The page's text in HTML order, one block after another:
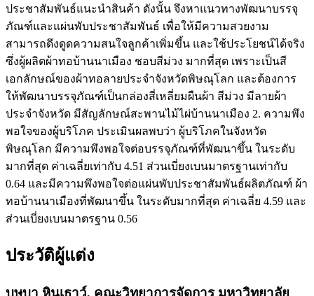
ประชาสัมพันธ์แนะนำสินค้า ดังนั้น จึงหาแนวทางพัฒนาบรรจุ
ภัณฑ์และแผ่นพับประชาสัมพันธ์ เพื่อให้มีความสวยงาม
สามารถดึงดูดความสนใจลูกค้าเพิ่มขึ้น และใช้ประโยชน์ได้จริง
ซึ่งผู้ผลิตผ้าทอบ้านนาเมือง ชอบสีม่วง มากที่สุด เพราะเป็นสี
เอกลักษณ์ของผ้าทอลายประจำจังหวัดพิษณุโลก และต้องการ
ให้พัฒนาบรรจุภัณฑ์เป็นกล่องสี่เหลี่ยมผืนผ้า สีม่วง มีลายผ้า
ประจำจังหวัด มีสัญลักษณ์สะพานไม้ไผ่บ้านนาเมือง 2. ความพึง
พอใจของผู้บริโภค ประเมินผลพบว่า ผู้บริโภคในจังหวัด
พิษณุโลก มีความพึงพอใจต่อบรรจุภัณฑ์ที่พัฒนาขึ้น ในระดับ
มากที่สุด ค่าเฉลี่ยเท่ากับ 4.51 ส่วนเบี่ยงเบนมาตรฐานเท่ากับ
0.64 และมีความพึงพอใจต่อแผ่นพับประชาสัมพันธ์ผลิตภัณฑ์ ผ้า
ทอบ้านนาเมืองที่พัฒนาขึ้น ในระดับมากที่สุด ค่าเฉลี่ย 4.59 และ
ส่วนเบี่ยงเบนมาตรฐาน 0.56
ประวัติผู้แต่ง
บุษบา หินเธาว์, คณะวิทยาการจัดการ มหาวิทยาลัย